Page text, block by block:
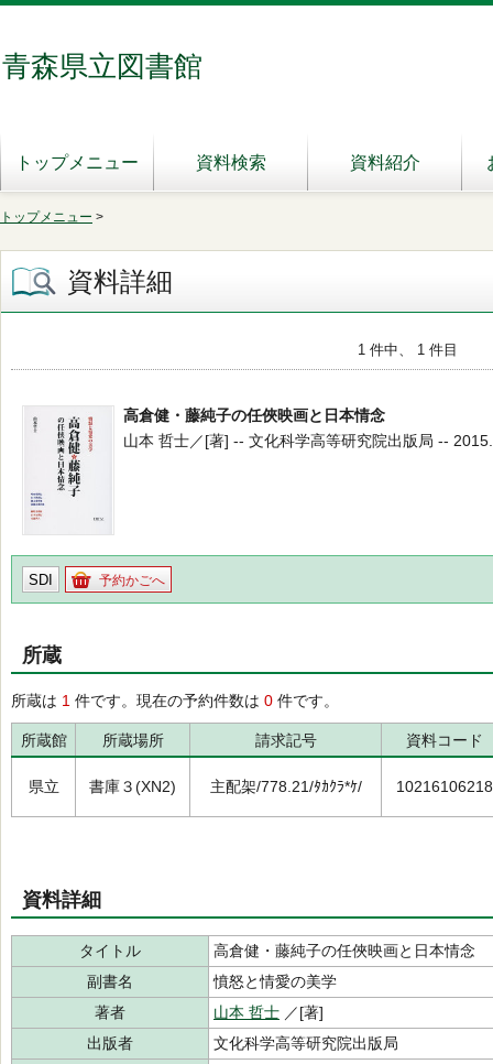
青森県立図書館
トップメニュー 資料検索 資料紹介
トップメニュー >
資料詳細
1 件中、 1 件目
高倉健・藤純子の任俠映画と日本情念
山本 哲士／[著] -- 文化科学高等研究院出版局 --
SDI 予約かごへ
所蔵
所蔵は 1 件です。現在の予約件数は 0 件です。
所蔵館 所蔵場所 請求記号 資料コード
県立 書庫３(XN2) 主配架/778.21/ﾀｶｸﾗ*ｹ/ 10216106218
資料詳細
タイトル
高倉健・藤純子の任俠映画と日本情念
副書名
憤怒と情愛の美学
著者
山本 哲士 ／[著]
出版者
文化科学高等研究院出版局